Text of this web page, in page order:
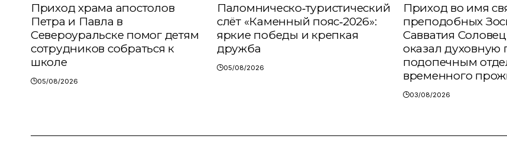
Приход храма апостолов
Петра и Павла в
Североуральске помог детям
сотрудников собраться к
школе
05/08/2026
Паломническо‑туристический
слёт «Каменный пояс‑2026»:
яркие победы и крепкая
дружба
05/08/2026
Приход во имя
преподобных
Савватия
оказал духовную
подопечным
временного
03/08/2026